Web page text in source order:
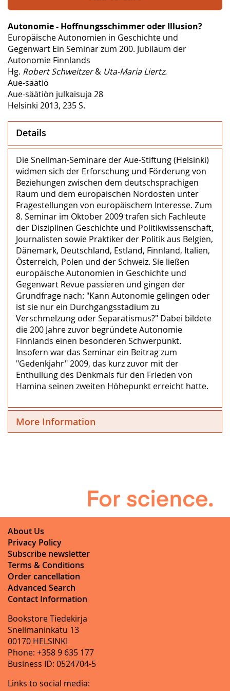
Autonomie - Hoffnungsschimmer oder Illusion?
Europäische Autonomien in Geschichte und
Gegenwart Ein Seminar zum 200. Jubiläum der
Autonomie Finnlands
Hg. Robert Schweitzer& Uta-Maria Liertz.
Aue-säätiö
Aue-säätiön julkaisuja 28
Helsinki 2013, 235 S.
Details
Die Snellman-Seminare der Aue-Stiftung (Helsinki)
widmen sich der Erforschung und Förderung von
Beziehungen zwischen dem deutschsprachigen
Raum und dem europäischen Nordosten unter
Fragestellungen von europäischem Interesse. Zum
8. Seminar im Oktober 2009 trafen sich Fachleute
der Disziplinen Geschichte und Politikwissenschaft,
Journalisten sowie Praktiker der Politik aus Belgien,
Dänemark, Deutschland, Estland, Finnland, Italien,
Österreich, Polen und der Schweiz. Sie ließen
europäische Autonomien in Geschichte und
Gegenwart Revue passieren und gingen der
Grundfrage nach: "Kann Autonomie gelingen oder
ist sie nur ein Durchgangsstadium zu
Verschmelzung oder Separatismus?" Dabei bildete
die 200 Jahre zuvor begründete Autonomie
Finnlands einen besonderen Schwerpunkt.
Insofern war das Seminar ein Beitrag zum
"Gedenkjahr" 2009, das kurz zuvor mit der
Enthüllung des Denkmals für den Frieden von
Hamina seinen zweiten Höhepunkt erreicht hatte.
More Information
About Us
Privacy Policy
Subscribe newsletter
Terms & Conditions
Order cancellation
Advanced Search
Contact Information
Bookstore Tiedekirja
Snellmaninkatu 13
00170 HELSINKI
Phone: +358 9 635 177
Business ID: 0524704-5
Links to social media: